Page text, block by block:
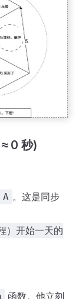
0 秒)
A 。这是同步
）开始一天的
函数。他立刻